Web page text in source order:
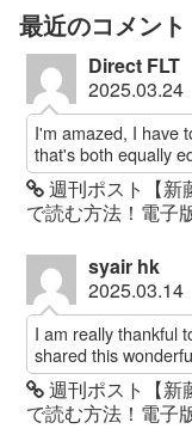
最近のコメント
Direct FLT
2025.03.24
I'm amazed, I have
that's both equally
週刊ポスト【新
で読む方法！電子
syair hk
2025.03.14
I am really thankful
shared this
週刊ポスト【新
で読む方法！電子